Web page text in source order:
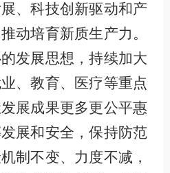
、科技创新驱动和产
推动培育新质生产力。
发展思想，持续加大
、教育、医疗等重点
展成果更多更公平惠
展和安全，保持防范
制不变、力度不减，